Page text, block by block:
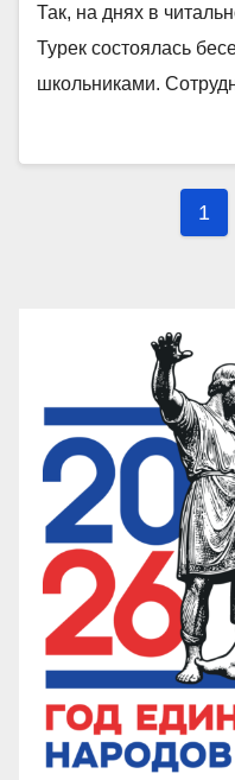
Так, на днях в
Турек состоялась
школьниками.
1